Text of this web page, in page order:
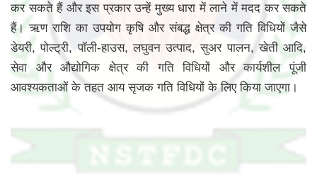
कर सकते हैं और इस प्रकार उन्हें मुख्य धारा में लाने में मदद कर सकते
हैं। ऋण राशि का उपयोग कृषि और संबद्ध क्षेत्र की गति विधियों जैसे
डेयरी, पोल्ट्री, पॉली-हाउस, लघुवन उत्पाद, सुअर पालन, खेती आदि,
सेवा और औद्योगिक क्षेत्र की गति विधियों और कार्यशील पूंजी
आवश्यकताओं के तहत आय सृजक गति विधियों के लिए किया जाएगा।